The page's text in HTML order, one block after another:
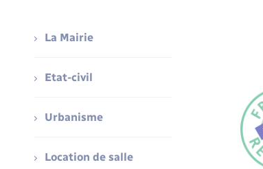
La Mairie
Etat-civil
Urbanisme
Location de salle